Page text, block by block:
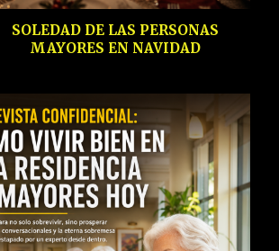
SOLEDAD DE LAS PERSONAS
MAYORES EN NAVIDAD